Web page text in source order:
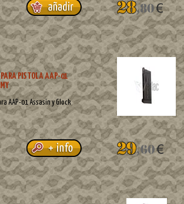
PARA PISTOLA AAP-01
AAP-01 Assasin y Glock